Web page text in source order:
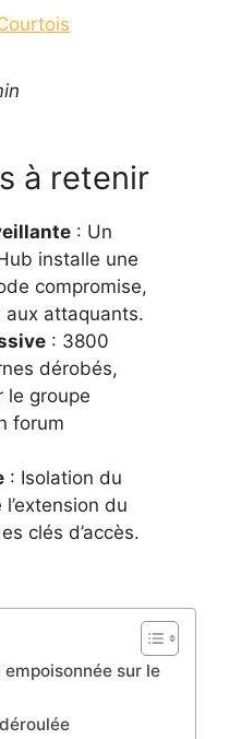
à retenir
: Un
installe une
compromise,
attaquants.
: 3800
dérobés,
le groupe
forum
: Isolation du
du
clés d’accès.
empoisonnée sur le